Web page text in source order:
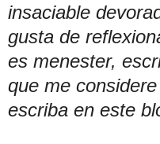
insaciable
gusta de
es menester,
que me
escriba en este